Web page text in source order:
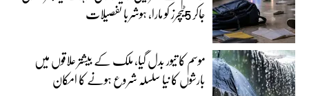
جاکر 5ٹیچرز کو مارا، ہوشربا تفصیلات
موسم کا تیور بدل گیا، ملک کے بیشتر علاقوں میں
بارشوں کا نیا سلسلہ شروع ہونے کا امکان